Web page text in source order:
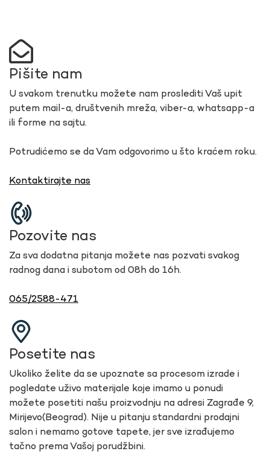
Pišite nam
U svakom trenutku možete nam proslediti Vaš upit
putem mail-a, društvenih mreža, viber-a, whatsapp-a
ili forme na sajtu.
Potrudićemo se da Vam odgovorimo u što kraćem roku.
Kontaktirajte nas
Pozovite nas
Za sva dodatna pitanja možete nas pozvati svakog
radnog dana i subotom od 08h do 16h.
065/2588-471
Posetite nas
Ukoliko želite da se upoznate sa procesom izrade i
pogledate uživo materijale koje imamo u ponudi
možete posetiti našu proizvodnju na adresi Zagrađe 9,
Mirijevo(Beograd). Nije u pitanju standardni prodajni
salon i nemamo gotove tapete, jer sve izrađujemo
tačno prema Vašoj porudžbini.